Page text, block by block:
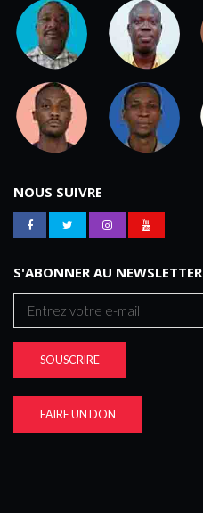
NOUS SUIVRE
S'ABONNER AU NEWSLETTER
SOUSCRIRE
FAIRE UN DON